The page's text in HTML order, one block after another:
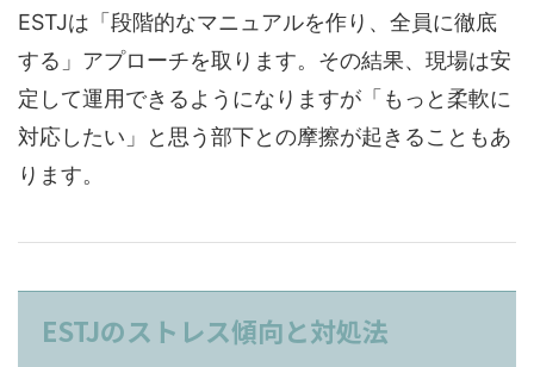
ESTJは「段階的なマニュアルを作り、全員に徹底
する」アプローチを取ります。その結果、現場は安
定して運用できるようになりますが「もっと柔軟に
対応したい」と思う部下との摩擦が起きることもあ
ります。
ESTJのストレス傾向と対処法